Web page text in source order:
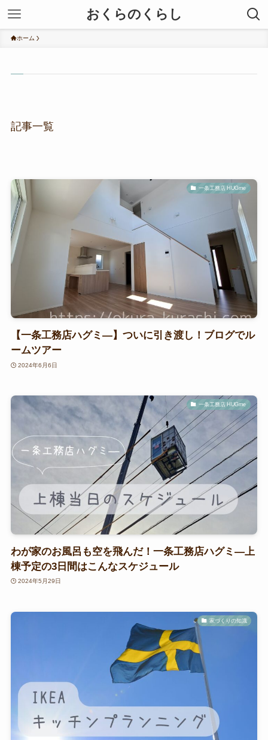
おくらのくらし
ホーム
記事一覧
一条工務店 HUGme
【一条工務店ハグミ―】ついに引き渡し！ブログでル
ームツアー
2024年6月6日
一条工務店 HUGme
わが家のお風呂も空を飛んだ！一条工務店ハグミ―上
棟予定の3日間はこんなスケジュール
2024年5月29日
家づくりの知識